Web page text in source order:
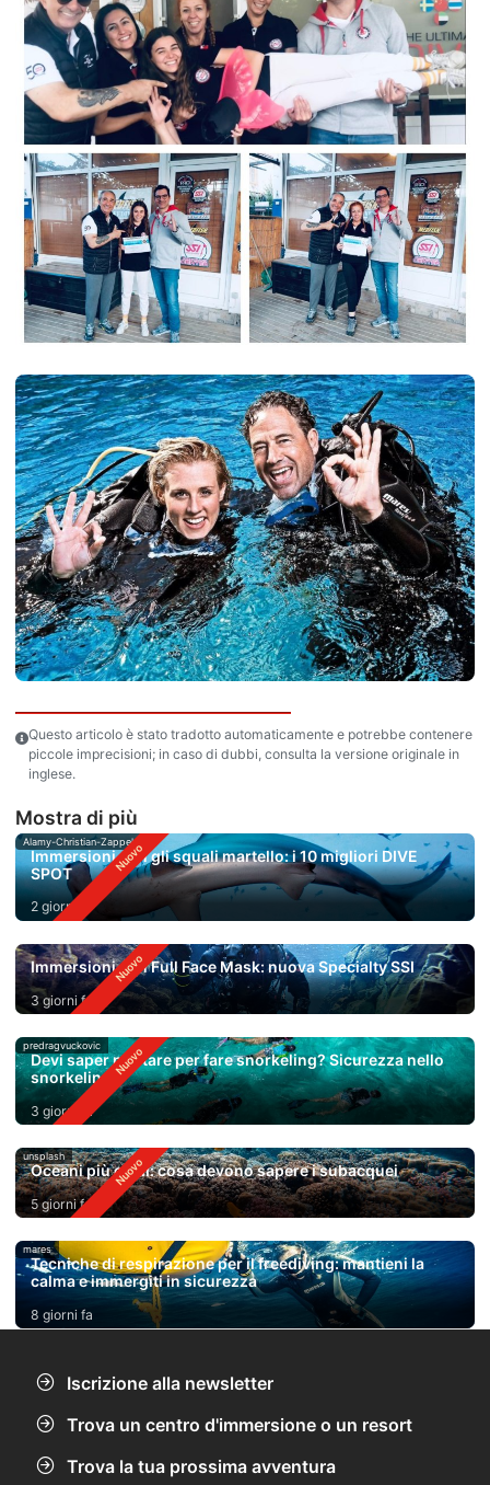
Questo articolo è stato tradotto automaticamente e potrebbe contenere
piccole imprecisioni; in caso di dubbi, consulta la versione originale in
inglese.
Mostra di più
Alamy-Christian-Zappel
Immersioni con gli squali martello: i 10 migliori DIVE
SPOT
2 giorni fa
Immersioni con Full Face Mask: nuova Specialty SSI
3 giorni fa
predragvuckovic
Devi saper nuotare per fare snorkeling? Sicurezza nello
snorkeling
3 giorni fa
unsplash
Oceani più caldi: cosa devono sapere i subacquei
5 giorni fa
mares
Tecniche di respirazione per il freediving: mantieni la
calma e immergiti in sicurezza
8 giorni fa
Iscrizione alla newsletter
Trova un centro d'immersione o un resort
Trova la tua prossima avventura